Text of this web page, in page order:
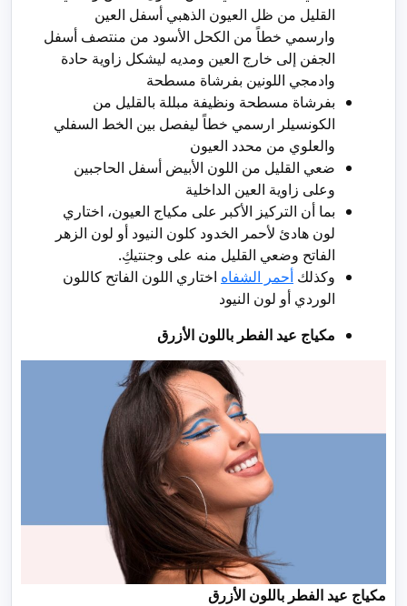
القليل من ظل العيون الذهبي أسفل العين
وارسمي خطاً من الكحل الأسود من منتصف أسفل
الجفن إلى خارج العين ومديه ليشكل زاوية حادة
وادمجي اللونين بفرشاة مسطحة
بفرشاة مسطحة ونظيفة مبللة بالقليل من
الكونسيلر ارسمي خطاً ليفصل بين الخط السفلي
والعلوي من محدد العيون
ضعي القليل من اللون الأبيض أسفل الحاجبين
وعلى زاوية العين الداخلية
بما أن التركيز الأكبر على مكياج العيون، اختاري
لون هادئ لأحمر الخدود كلون النيود أو لون الزهر
الفاتح وضعي القليل منه على وجنتيكِ.
وكذلك أحمر الشفاه اختاري اللون الفاتح كاللون
الوردي أو لون النيود
مكياج عيد الفطر باللون الأزرق
مكياج عيد الفطر باللون الأزرق